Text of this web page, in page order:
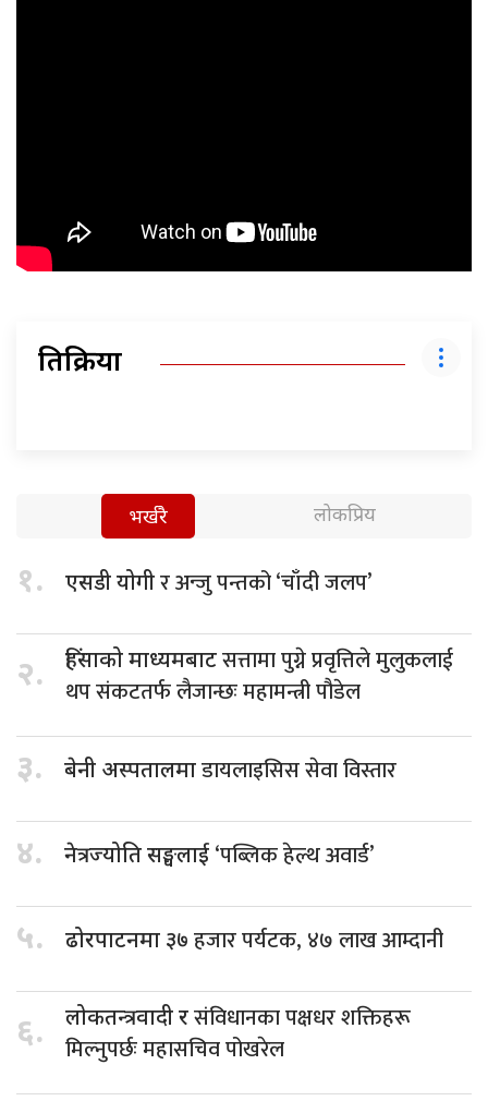
प्रतिक्रिया
भर्खरै लोकप्रिय
१. एसडी योगीर अन्जु पन्तको ‘चाँदी जलप’
२. हिंसाको माध्यमबाटसत्तामा पुग्ने प्रवृत्तिले मुलुकलाई
थप संकटतर्फ लैजान्छः महामन्त्री पौडेल
३. बेनी अस्पतालमाडायलाइसिस सेवा विस्तार
४. नेत्रज्योति सङ्घलाई ‘पब्लिक हेल्थ अवार्ड’
५. ढोरपाटनमा ३७ हजार पर्यटक, ४७ लाख आम्दानी
६. लोकतन्त्रवादी रसंविधानका पक्षधर शक्तिहरू
मिल्नुपर्छः महासचिव पोखरेल